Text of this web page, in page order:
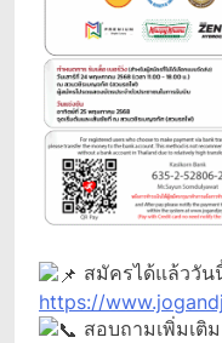
สมัครได้แล้ววัน
https://
สอบถามเพิ่มเติ